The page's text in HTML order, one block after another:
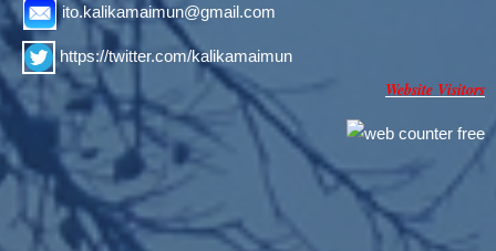
ito.kalikamaimun@gmail.com
https://twitter.com/kalikamaimun
Website Visitors